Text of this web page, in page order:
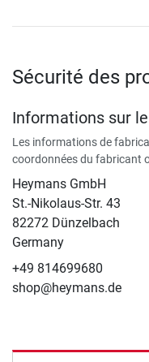
Sécurité des
Informations sur
Les informations de
coordonnées du fabricant
Heymans GmbH
St.-Nikolaus-Str. 43
82272 Dünzelbach
Germany
+49 814699680
shop@heymans.de